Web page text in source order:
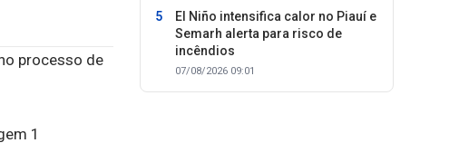
processo de
El Niño intensifica calor no Piauí e
Semarh alerta para risco de
incêndios
07/08/2026 09:01